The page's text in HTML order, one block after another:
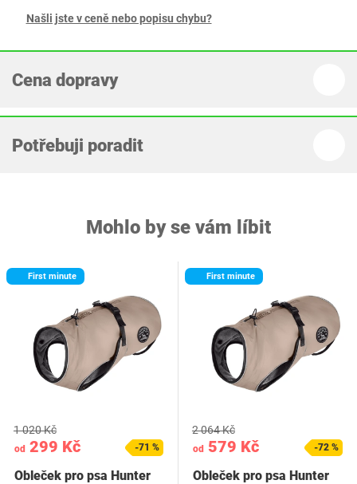
Našli jste v ceně nebo popisu chybu?
Cena dopravy
Potřebuji poradit
Mohlo by se vám líbit
First minute
od 299 Kč
1 020 Kč
-71 %
Obleček pro psa Hunter
First minute
od 579 Kč
2 064 Kč
-72 %
Obleček pro psa Hunter